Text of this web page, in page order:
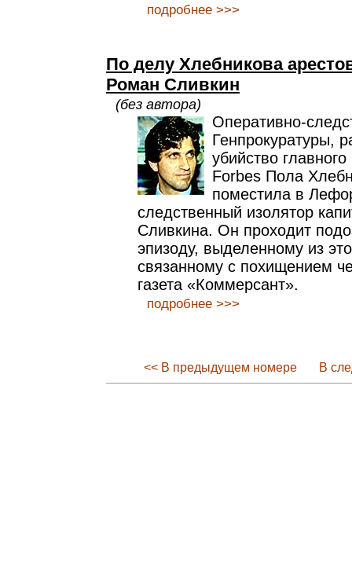
подробнее >>>
По делу Хлебникова
Роман Сливкин
(без автора)
Оперативно-
Генпрокуратуры,
убийство
Forbes Пола
поместила в
следственный изолятор
Сливкина. Он проходит
эпизоду, выделенному из
связанному с похищением
газета «Коммерсант».
подробнее >>>
<< В предыдущем номере В